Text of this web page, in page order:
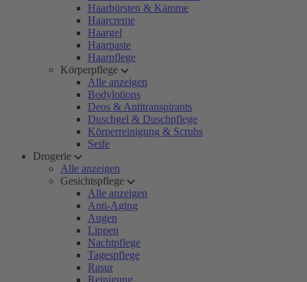
Haarbürsten & Kämme
Haarcreme
Haargel
Haarpaste
Haarpflege
Körperpflege
Alle anzeigen
Bodylotions
Deos & Antitranspirants
Duschgel & Duschpflege
Körperreinigung & Scrubs
Seife
Drogerie
Alle anzeigen
Gesichtspflege
Alle anzeigen
Anti-Aging
Augen
Lippen
Nachtpflege
Tagespflege
Rasur
Reinigung